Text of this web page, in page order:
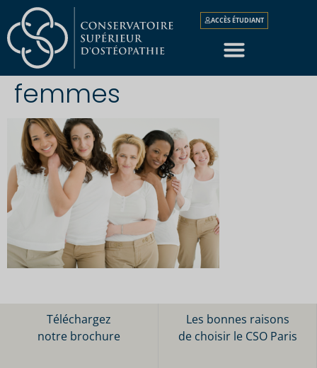
ACCÈS ÉTUDIANT
femmes
Téléchargez
notre brochure
Les bonnes raisons
de choisir le CSO Paris